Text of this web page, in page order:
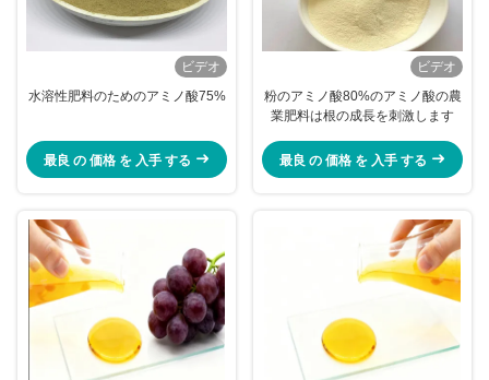
ビデオ
水溶性肥料のためのアミノ酸75%
最良 の 価格 を 入手 する
ビデオ
粉のアミノ酸80%のアミノ酸の農
業肥料は根の成長を刺激します
最良 の 価格 を 入手 する